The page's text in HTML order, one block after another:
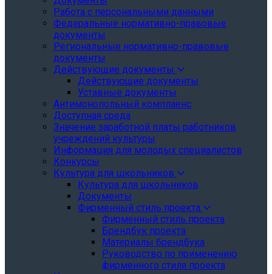
Работа с персональными данными
Федеральные нормативно-правовые
документы
Региональные нормативно-правовые
документы
Действующие документы
Действующие документы
Уставные документы
Антимонопольный комплаенс
Доступная среда
Значение заработной платы работников
учреждений культуры
Информация для молодых специалистов
Конкурсы
Культура для школьников
Культура для школьников
Документы
Фирменный стиль проекта
Фирменный стиль проекта
Брендбук проекта
Материалы брендбука
Руководство по применению
фирменного стиля проекта